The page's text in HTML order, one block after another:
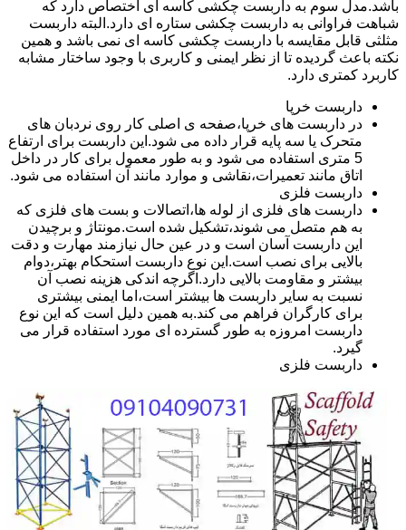
باشد.مدل سوم به داربست چکشی کاسه ای اختصاص دارد که
شباهت فراوانی به داربست چکشی ستاره ای دارد.البته داربست
مثلثی قابل مقایسه با داربست چکشی کاسه ای نمی باشد و همین
نکته باعث گردیده تا از نظر ایمنی و کاربری با وجود ساختار مشابه
کاربرد کمتری دارد.
داربست خرپا
در داربست های خرپا،صفحه ی اصلی کار روی نردبان های
متحرک یا سه پایه قرار داده می شود.این داربست برای ارتفاع
5 متری استفاده می شود و به طور معمول برای کار در داخل
اتاق مانند تعمیرات،نقاشی و موارد مانند آن استفاده می شود.
داربست فلزی
داربست های فلزی از لوله ها،اتصالات و بست های فلزی که
به هم متصل می شوند،تشکیل شده است.مونتاژ و برچیدن
این داربست آسان است و در عین حال نیازمند مهارت و دقت
بالایی برای نصب است.این نوع داربست استحکام بهتر،دوام
بیشتر و مقاومت بالایی دارد.اگرچه اندکی هزینه نصب آن
نسبت به سایر داربست ها بیشتر است،اما ایمنی بیشتری
برای کارگران فراهم می کند.به همین دلیل است که این نوع
داربست امروزه به طور گسترده ای مورد استفاده قرار می
گیرد.
داربست فلزی